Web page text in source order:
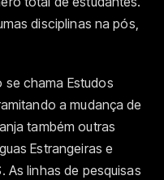
disciplinas na pós,
chama Estudos
a mudança de
também outras
Estrangeiras e
As linhas de pesquisas